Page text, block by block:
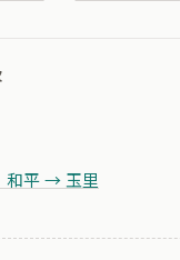
和平 → 玉里